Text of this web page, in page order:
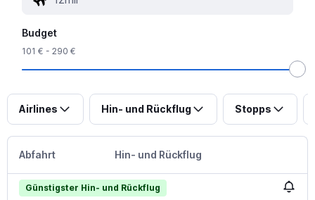
Budget
101 € - 290 €
Airlines Hin- und Rückflug Stopps
Abfahrt Hin- und Rückflug
Günstigster Hin- und Rückflug